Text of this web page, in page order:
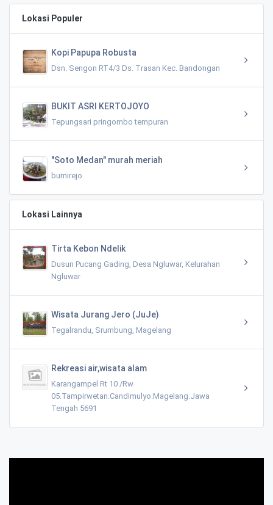
Lokasi Populer
Kopi Papupa Robusta
Dsn. Sengon RT4/3 Ds. Trasan Kec. Bandongan
BUKIT ASRI KERTOJOYO
Tepungsari pringombo tempuran
"Soto Medan" murah meriah
bumirejo
Lokasi Lainnya
Tirta Kebon Ndelik
Dusun Pucang Gading, Desa Ngluwar, Kelurahan
Ngluwar
Wisata Jurang Jero (JuJe)
Tegalrandu, Srumbung, Magelang
Rekreasi air,wisata alam
Karangampel Rt 10 /Rw
05.Tampirwetan.Candimulyo.Magelang.Jawa
Tengah 5691